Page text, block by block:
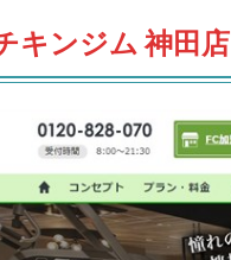
キンジム 神田店